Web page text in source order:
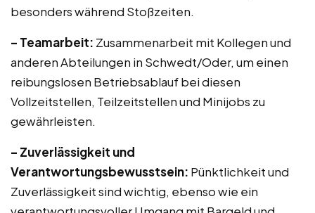
besonders während Stoßzeiten.
– Teamarbeit: Zusammenarbeit mit Kollegen und
anderen Abteilungen in Schwedt/Oder, um einen
reibungslosen Betriebsablauf bei diesen
Vollzeitstellen, Teilzeitstellen und Minijobs zu
gewährleisten.
– Zuverlässigkeit und
Verantwortungsbewusstsein: Pünktlichkeit und
Zuverlässigkeit sind wichtig, ebenso wie ein